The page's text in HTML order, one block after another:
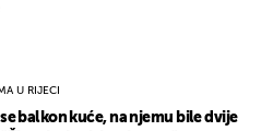
U RIJECI
balkon kuće, na njemu bile dvije